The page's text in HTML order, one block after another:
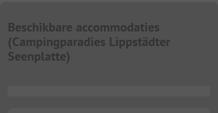
Beschikbare accommodaties
(Campingparadies Lippstädter
Seenplatte)